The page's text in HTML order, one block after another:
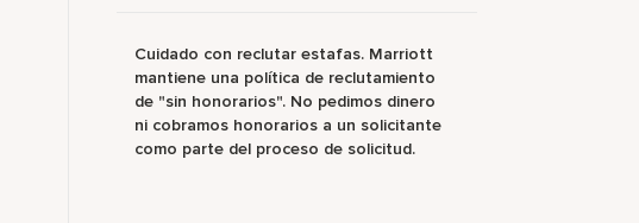
Cuidado con reclutar estafas. Marriott
mantiene una política de reclutamiento
de "sin honorarios". No pedimos dinero
ni cobramos honorarios a un solicitante
como parte del proceso de solicitud.